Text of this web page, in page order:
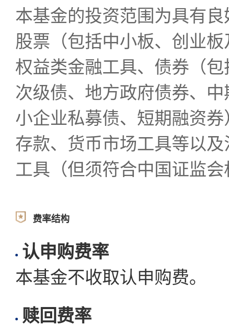
本基金的投资范围为具有
股票（包括中小板、创业
权益类金融工具、债券（
次级债、地方政府债券、
小企业私募债、短期融资
存款、货币市场工具等以
工具（但须符合中国证监
费率结构
认申购费率
本基金不收取认申购费。
赎回费率